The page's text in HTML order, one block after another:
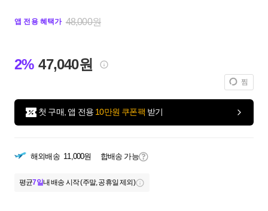
앱 전용 혜택가 48,000원
2% 47,040원
찜
첫 구매, 앱 전용 10만원 쿠폰팩 받기
해외배송 11,000원 합배송 가능
평균7일내 배송 시작 (주말, 공휴일 제외)